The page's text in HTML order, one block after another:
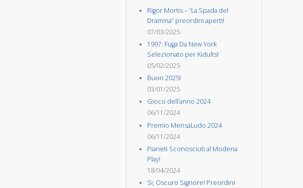
Rigor Mortis – “La Spada del
Dramma” preordini aperti!
07/03/2025
1997: Fuga Da New York
Selezionato per Kidults!
05/02/2025
Buon 2025!
03/01/2025
Gioco dell’anno 2024
06/11/2024
Premio MensaLudo 2024
06/11/2024
Pianeti Sconosciuti al Modena
Play!
18/04/2024
Si, Oscuro Signore! Preordini